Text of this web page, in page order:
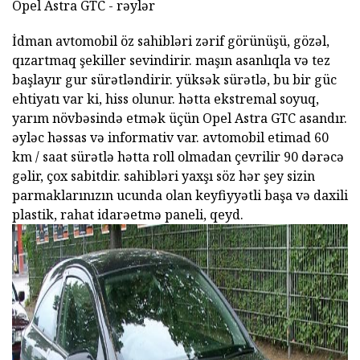
Opel Astra GTC - rəylər
İdman avtomobil öz sahibləri zərif görünüşü, gözəl,
qızartmaq şekiller sevindirir. maşın asanlıqla və tez
başlayır gur sürətləndirir. yüksək sürətlə, bu bir güc
ehtiyatı var ki, hiss olunur. hətta ekstremal soyuq,
yarım növbəsində etmək üçün Opel Astra GTC asandır.
əyləc həssas və informativ var. avtomobil etimad 60
km / saat sürətlə hətta roll olmadan çevrilir 90 dərəcə
gəlir, çox sabitdir. sahibləri yaxşı söz hər şey sizin
parmaklarınızın ucunda olan keyfiyyətli başa və daxili
plastik, rahat idarəetmə paneli, qeyd.